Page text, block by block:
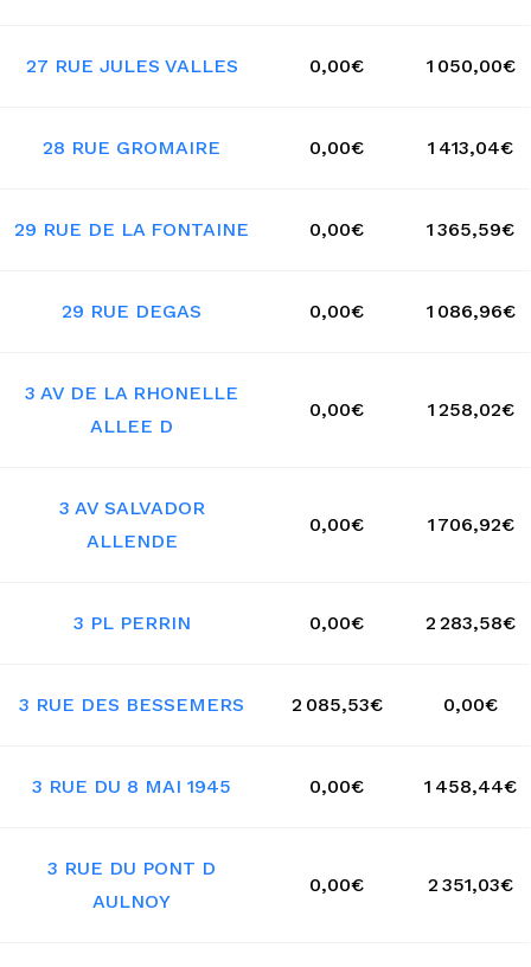
27 RUE JULES VALLES 0,00€ 1 050,00€
28 RUE GROMAIRE 0,00€ 1 413,04€
29 RUE DE LA FONTAINE 0,00€ 1 365,59€
29 RUE DEGAS 0,00€ 1 086,96€
3 AV DE LA RHONELLE
ALLEE D
0,00€ 1 258,02€
3 AV SALVADOR
ALLENDE
0,00€ 1 706,92€
3 PL PERRIN 0,00€ 2 283,58€
3 RUE DES BESSEMERS 2 085,53€ 0,00€
3 RUE DU 8 MAI 1945 0,00€ 1 458,44€
3 RUE DU PONT D
AULNOY
0,00€ 2 351,03€